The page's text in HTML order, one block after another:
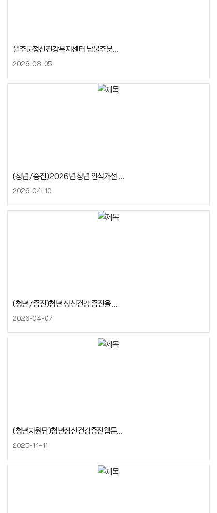
울주군정신건강복지센터 남울주분...
2026-08-05
(청년/증진)2026년 청년 인식개선 ...
2026-04-10
(청년/증진)청년 정신건강 증진을 ...
2026-04-07
(청년지원단)청년정신건강증진웹툰...
2025-11-11